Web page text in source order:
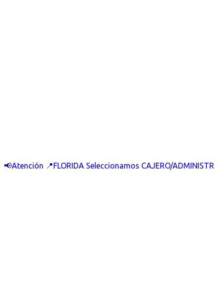
📢Atención 📍FLORIDA Seleccionamos CAJERO/ADMINISTR